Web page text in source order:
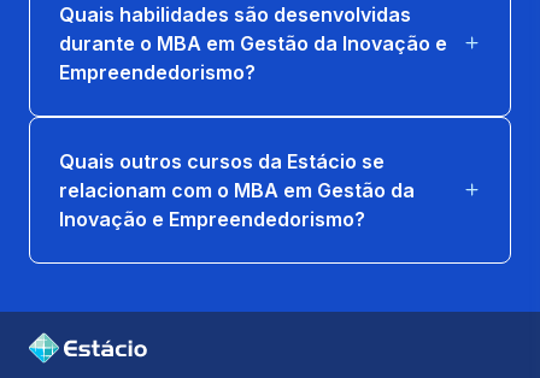
Quais habilidades são desenvolvidas
durante o MBA em Gestão da Inovação e
Empreendedorismo?
Quais outros cursos da Estácio se
relacionam com o MBA em Gestão da
Inovação e Empreendedorismo?